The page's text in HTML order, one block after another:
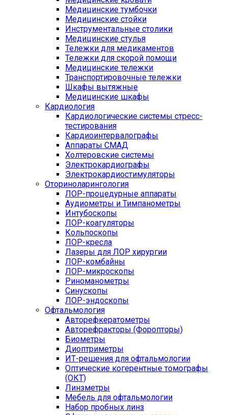
Медицинские тумбочки
Медицинские стойки
Инструментальные столики
Медицинские стулья
Тележки для медикаментов
Тележки для скорой помощи
Медицинские тележки
Транспортировочные тележки
Шкафы вытяжные
Медицинские шкафы
Кардиология
Кардиологические системы стресс-
тестирования
Кардиоинтервалографы
Аппараты СМАД
Холтеровские системы
Электрокардиографы
Электрокардиостимуляторы
Оториноларингология
ЛОР-процедурные аппараты
Аудиометры и Тимпанометры
Интубоскопы
ЛОР-коагуляторы
Кольпоскопы
ЛОР-кресла
Лазеры для ЛОР хирургии
ЛОР-комбайны
ЛОР-микроскопы
Риноманометры
Синускопы
ЛОР-эндоскопы
Офтальмология
Авторефкератометры
Авторефракторы (Форопторы)
Биометры
Диоптриметры
ИТ-решения для офтальмологии
Оптические когерентные томографы
(ОКТ)
Линзметры
Мебель для офтальмологии
Набор пробных линз